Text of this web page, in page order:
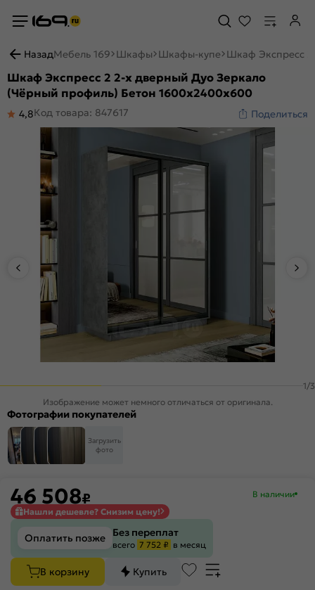
НазадМебель 169 Шкафы Шкафы-купе Шкаф Экспресс
Шкаф Экспресс 2 2-х дверный Дуо Зеркало
(Чёрный профиль) Бетон 1600x2400x600
4,8Код товара: 847617 Поделиться
1/3
Изображение может немного отличаться от оригинала.
Фотографии покупателей
Загрузить
фото
46 508₽
В наличии
Нашли дешевле? Снизим цену!
Оплатить позже Без переплат
всего 7 752 ₽ в месяц
В корзину Купить